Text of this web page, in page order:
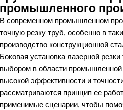
промышленного
В современном промышленном
точную резку труб, особенно в
производство конструкционной
Боковая установка лазерной
выбором в области промышленной
высокой эффективности и
рассматриваются принцип ее
применимые сценарии, чтобы